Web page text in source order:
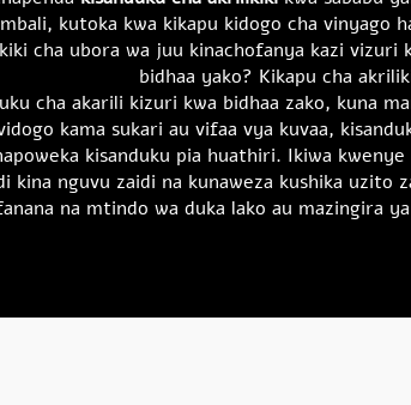
kutoka kwa kikapu kidogo cha vinyago
cha ubora wa juu kinachofanya kazi
bidhaa yako? Kikapu cha
cha akarili kizuri kwa bidhaa zako, kuna
kama sukari au vifaa vya kuvaa,
kisanduku pia huathiri. Ikiwa
kina nguvu zaidi na kunaweza kushika uzito
na mtindo wa duka lako au mazingira